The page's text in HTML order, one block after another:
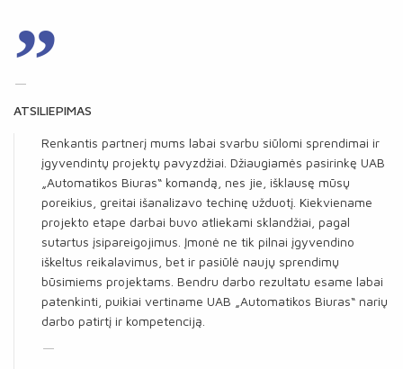
”
ATSILIEPIMAS
Renkantis partnerį mums labai svarbu siūlomi sprendimai ir
įgyvendintų projektų pavyzdžiai. Džiaugiamės pasirinkę UAB
„Automatikos Biuras“ komandą, nes jie, išklausę mūsų
poreikius, greitai išanalizavo techinę užduotį. Kiekviename
projekto etape darbai buvo atliekami sklandžiai, pagal
sutartus įsipareigojimus. Įmonė ne tik pilnai įgyvendino
iškeltus reikalavimus, bet ir pasiūlė naujų sprendimų
būsimiems projektams. Bendru darbo rezultatu esame labai
patenkinti, puikiai vertiname UAB „Automatikos Biuras“ narių
darbo patirtį ir kompetenciją.